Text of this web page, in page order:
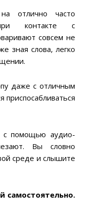
отлично часто
контакте с
совсем не
зная слова, легко
даже с отличным
приспосабливаться
с помощью аудио-
Вы словно
среде и слышите
самостоятельно.